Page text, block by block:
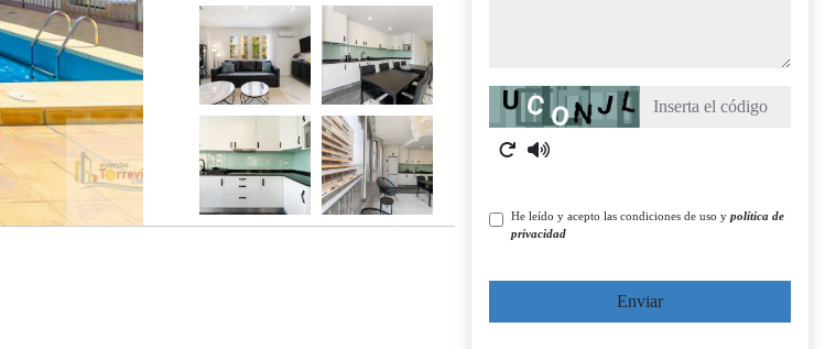
Captcha
He leído y acepto las condiciones de uso y política de
privacidad
Enviar